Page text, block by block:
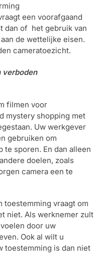
een voorafgaand
dan of het gebruik van
de wettelijke eisen.
cameratoezicht.
verboden
filmen voor
mystery shopping met
Uw werkgever
gebruiken om
sporen. En dan alleen
doelen, zoals
camera een te
toestemming vraagt om
niet. Als werknemer zult
door uw
Ook al wilt u
toestemming is dan niet